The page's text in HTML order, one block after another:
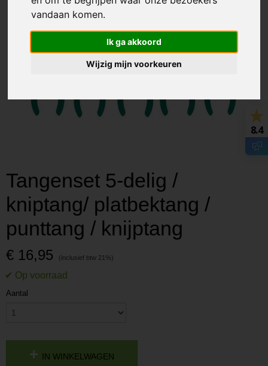
vandaan komen.
Ik ga akkoord
Wijzig mijn voorkeuren
Tangenset 5-delig /
kniptang/ platbektang /
punttang / knijptang
€ 16,95
Aantal
IN WINKELWAGEN
8.4